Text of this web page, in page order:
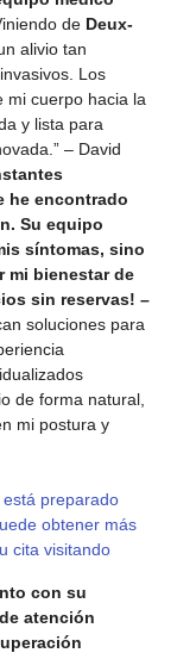
de Deux-
alivio tan
Los
mi cuerpo hacia la
y lista para
– David
he encontrado
Su equipo
síntomas, sino
mi bienestar de
sin reservas! –
soluciones para
de forma natural,
mi postura y
preparado
obtener más
cita visitando
con su
atención